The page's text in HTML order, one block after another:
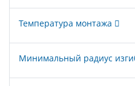
Температура монтажа
Минимальный радиус